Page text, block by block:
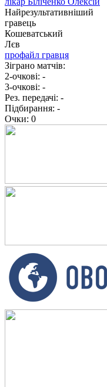
Найрезультативніший
гравець
Кошеватський
Лєв
профайл гравця
Зіграно матчів:
2-очкові: -
3-очкові: -
Рез. передачі: -
Підбирання: -
Очки: 0